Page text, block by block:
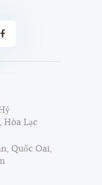
Hòa Lạc
Quốc Oai,